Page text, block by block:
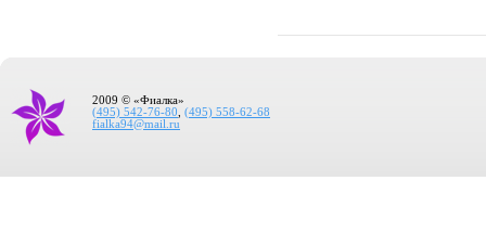
2009 © «Фиалка»
(495) 542-76-80
(495) 558-62-68
fialka94@mail.ru